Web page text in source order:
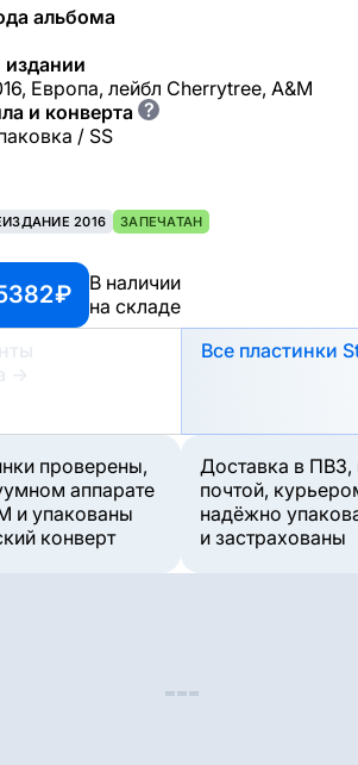
альбома
Европа, лейбл Cherrytree, A&M
и конверта ?
/ SS
2016 ЗАПЕЧАТАН
₽
В наличии
на складе
→
Все пластинки
проверены,
аппарате
и упакованы
конверт
Доставка в ПВЗ,
почтой,
надёжно
и застрахованы